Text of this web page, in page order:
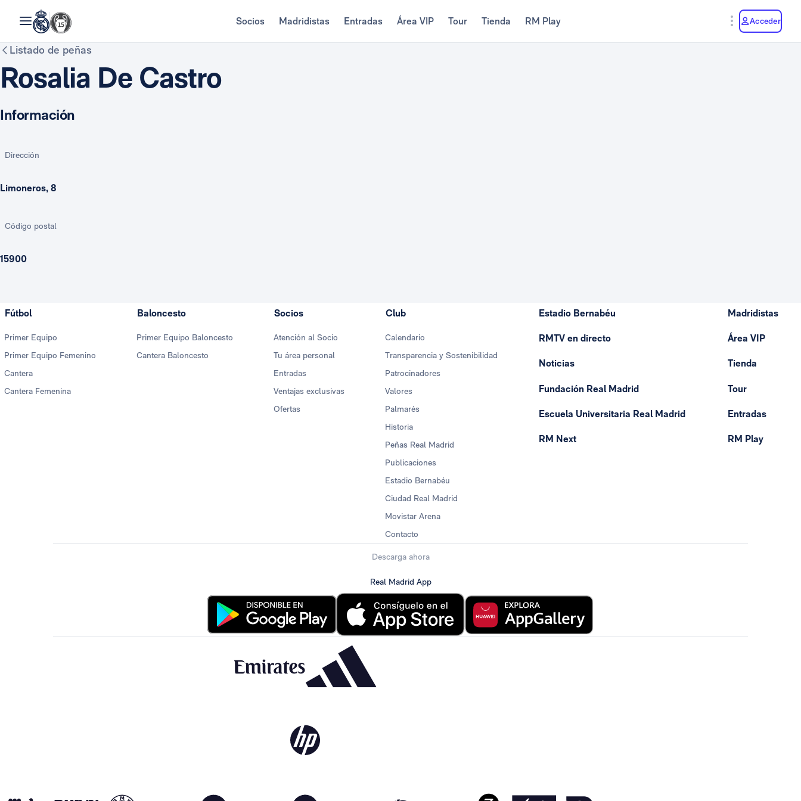
Socios Madridistas Entradas Área VIP Tour Tienda RM Play Acceder
Listado de peñas
Rosalia De Castro
Información
Dirección
Limoneros, 8
Código postal
15900
Fútbol
Primer Equipo
Primer Equipo Femenino
Cantera
Cantera Femenina
Baloncesto
Primer Equipo Baloncesto
Cantera Baloncesto
Socios
Atención al Socio
Tu área personal
Entradas
Ventajas exclusivas
Ofertas
Club
Calendario
Transparencia y Sostenibilidad
Patrocinadores
Valores
Palmarés
Historia
Peñas Real Madrid
Publicaciones
Estadio Bernabéu
Ciudad Real Madrid
Movistar Arena
Contacto
Estadio Bernabéu
RMTV en directo
Noticias
Fundación Real Madrid
Escuela Universitaria Real Madrid
RM Next
Madridistas
Área VIP
Tienda
Tour
Entradas
RM Play
Descarga ahora
Real Madrid App